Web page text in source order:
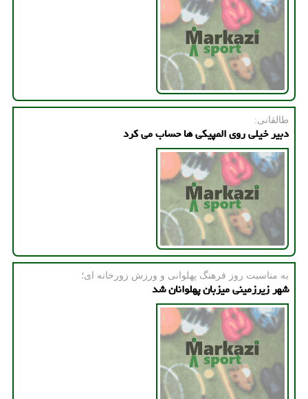
طالقانی:
دبیر خیلی روی المپیكی ها حساب می كرد
به مناسبت روز فرهنگ پهلوانی و ورزش زورخانه ای؛
شهر زیرزمینی میزبان پهلوانان شد